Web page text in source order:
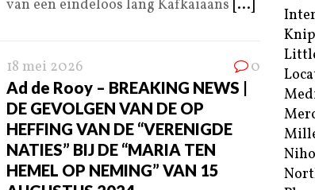
van een eindeloos lang Kafkaiaans [...]
18 mei 2026 0
Ad de Rooy – BREAKING NEWS |
DE GEVOLGEN VAN DE OP
HEFFING VAN DE “VERENIGDE
NATIES” BIJ DE “MARIA TEN
HEMEL OP NEMING” VAN 15